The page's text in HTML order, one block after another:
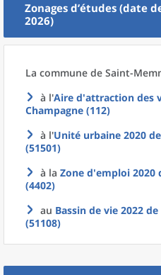
Zonages d’études (date
2026)
La commune de Saint-
à l'Aire d'attraction des
Champagne (112)
à l'Unité urbaine 2020 de
(51501)
à la Zone d'emploi 2020
(4402)
au Bassin de vie 2022 de
(51108)